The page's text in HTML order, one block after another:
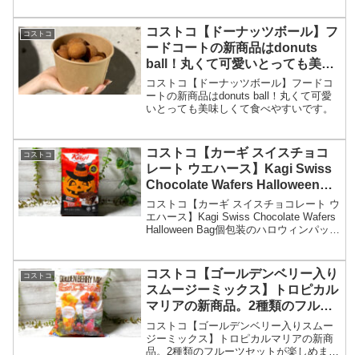
コストコ
コストコ【ドーナッツボール】フ
ードコートの新商品はdonuts
ball！丸くて可愛いとっても美味
しくて食べやすいです。
コストコ【ドーナッツボール】フードコ
ートの新商品はdonuts ball！丸くて可愛
いとっても美味しくて食べやすいです。
コストコ
コストコ【カーギ スイスチョコ
レート ウエハース】Kagi Swiss
Chocolate Wafers Halloween
Bag個包装のハロウィンパッケー
ジ！
コストコ【カーギ スイスチョコレート ウ
エハース】Kagi Swiss Chocolate Wafers
Halloween Bag個包装のハロウィンパッケ
コストコ
コストコ【ゴールデンベリー入り
スムージーミックス】トロピカル
マリアの新商品。2種類のフルー
ツセットが楽しめます。
コストコ【ゴールデンベリー入りスムー
ジーミックス】トロピカルマリアの新商
品。2種類のフルーツセットが楽しめま